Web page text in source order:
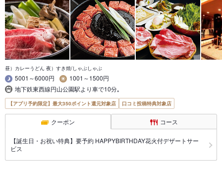
昼）カレーうどん 夜）すき焼/しゃぶしゃぶ
5001～6000円
1001～1500円
地下鉄東西線円山公園駅より車で10分｡
【アプリ予約限定】最大350ポイント還元対象店 口コミ投稿特典対象店
クーポン コース
【誕生日・お祝い特典】要予約 HAPPYBIRTHDAY花火付デザートサー
ビス